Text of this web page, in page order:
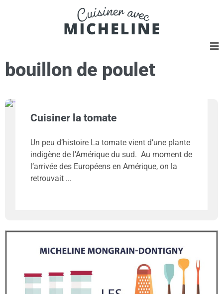
bouillon de poulet
Cuisiner la tomate
Un peu d’histoire La tomate vient d’une plante
indigène de l’Amérique du sud. Au moment de
l’arrivée des Européens en Amérique, on la
retrouvait